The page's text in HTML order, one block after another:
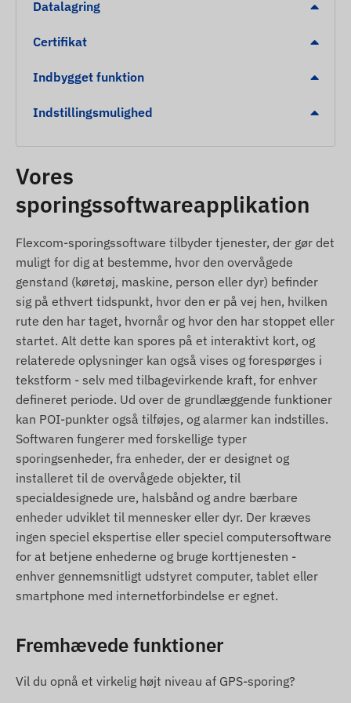
Automatisk skift mellem sove- og vagetilstande
(hvis aktiveret)
Tanding
Fjernelse
Yderligere, detaljerede og kvantitative data kan
ses i afsnittet Specifikationer. Tjenester, der
betydeligt udvider enhedens funktionalitet via
software (f.eks. yderligere alarmer, rutevisning pa
kort og diagramanalyse, koreboger og andre
rapporter) findes i beskrivelsen af
sporingssoftwaren.
Pakkens indhold
TELTONIKA FMM00A-M1 4g lte obd2 koretojs
gps-tracker
Installationsvejledning
Brugsbetingelser
For normal drift kraver enheden en aktiv
forbindelse med satellitpositioneringssystemer og
mobilnetvark. Disse sikrer dataindsamling og
transmission samt kommunikation med ejerens
dataindsamlings- og behandlingssystemer.
af det indbyggede (udskiftelige) SIM-kort.
Datalagring
Certifikat
Indbygget funktion
Indstillingsmulighed
Vores
sporingssoftwareapplikation
Flexcom-sporingssoftware tilbyder tjenester, der gør det
muligt for dig at bestemme, hvor den overvågede
genstand (køretøj, maskine, person eller dyr) befinder
sig på ethvert tidspunkt, hvor den er på vej hen, hvilken
rute den har taget, hvornår og hvor den har stoppet eller
startet. Alt dette kan spores på et interaktivt kort, og
relaterede oplysninger kan også vises og forespørges i
tekstform - selv med tilbagevirkende kraft, for enhver
defineret periode. Ud over de grundlæggende funktioner
kan POI-punkter også tilføjes, og alarmer kan indstilles.
Softwaren fungerer med forskellige typer
sporingsenheder, fra enheder, der er designet og
installeret til de overvågede objekter, til
specialdesignede ure, halsbånd og andre bærbare
enheder udviklet til mennesker eller dyr. Der kræves
ingen speciel ekspertise eller speciel computersoftware
for at betjene enhederne og bruge korttjenesten -
enhver gennemsnitligt udstyret computer, tablet eller
smartphone med internetforbindelse er egnet.
Fremhævede funktioner
Vil du opnå et virkelig højt niveau af GPS-sporing?